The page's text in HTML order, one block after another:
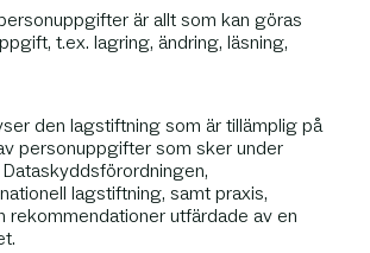
är allt som kan göras
t.ex. lagring, ändring, läsning,
den lagstiftning som är tillämplig på
personuppgifter som sker under
lagstiftning, samt praxis,
rekommendationer utfärdade av en